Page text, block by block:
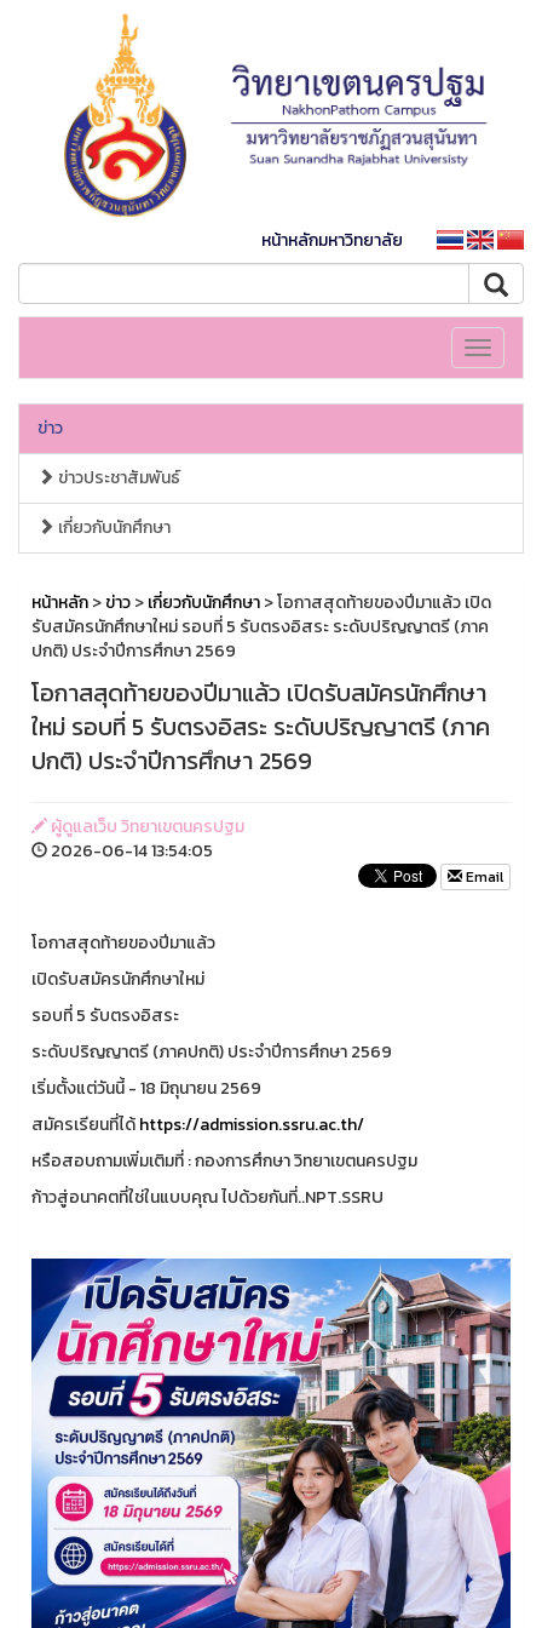
หน้าหลักมหาวิทยาลัย
Toggle
ข่าว
ข่าวประชาสัมพันธ์
เกี่ยวกับนักศึกษา
หน้าหลัก>ข่าว>เกี่ยวกับนักศึกษา> โอกาสสุดท้ายของปีมาแล้ว เปิด
รับสมัครนักศึกษาใหม่ รอบที่ 5 รับตรงอิสระ ระดับปริญญาตรี (ภาค
ปกติ) ประจำปีการศึกษา 2569
โอกาสสุดท้ายของปีมาแล้ว เปิดรับสมัครนักศึกษา
ใหม่ รอบที่ 5 รับตรงอิสระ ระดับปริญญาตรี (ภาค
ปกติ) ประจำปีการศึกษา 2569
ผู้ดูแลเว็บ วิทยาเขตนครปฐม
2026-06-14 13:54:05
Email
โอกาสสุดท้ายของปีมาแล้ว
เปิดรับสมัครนักศึกษาใหม่
รอบที่ 5 รับตรงอิสระ
ระดับปริญญาตรี (ภาคปกติ) ประจำปีการศึกษา 2569
เริ่มตั้งแต่วันนี้ - 18 มิถุนายน 2569
สมัครเรียนที่ได้https://admission.ssru.ac.th/
หรือสอบถามเพิ่มเติมที่ : กองการศึกษา วิทยาเขตนครปฐม
ก้าวสู่อนาคตที่ใช่ในแบบคุณ ไปด้วยกันที่..NPT.SSRU